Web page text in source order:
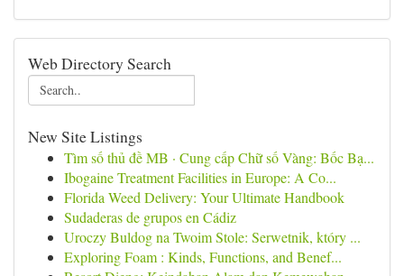
Web Directory Search
New Site Listings
Tìm số thủ đề MB · Cung cấp Chữ số Vàng: Bốc Bạ...
Ibogaine Treatment Facilities in Europe: A Co...
Florida Weed Delivery: Your Ultimate Handbook
Sudaderas de grupos en Cádiz
Uroczy Buldog na Twoim Stole: Serwetnik, który ...
Exploring Foam : Kinds, Functions, and Benef...